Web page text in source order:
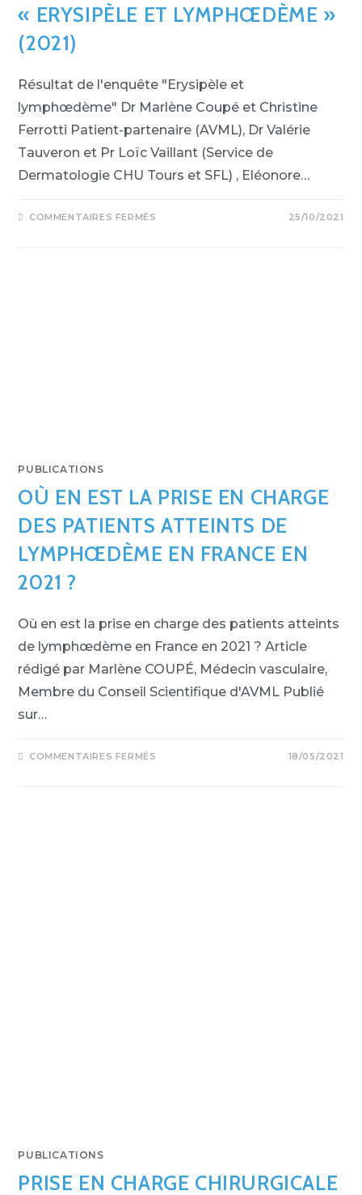
« ERYSIPÈLE ET LYMPHŒDÈME »
(2021)
Résultat de l'enquête "Erysipèle et
lymphœdème" Dr Marlène Coupé et Christine
Ferrotti Patient-partenaire (AVML), Dr Valérie
Tauveron et Pr Loïc Vaillant (Service de
Dermatologie CHU Tours et SFL) , Eléonore…
COMMENTAIRES FERMÉS 25/10/2021
PUBLICATIONS
OÙ EN EST LA PRISE EN CHARGE
DES PATIENTS ATTEINTS DE
LYMPHŒDÈME EN FRANCE EN
2021 ?
Où en est la prise en charge des patients atteints
de lymphœdème en France en 2021 ? Article
rédigé par Marlène COUPÉ, Médecin vasculaire,
Membre du Conseil Scientifique d'AVML Publié
sur…
COMMENTAIRES FERMÉS 18/05/2021
PUBLICATIONS
PRISE EN CHARGE CHIRURGICALE